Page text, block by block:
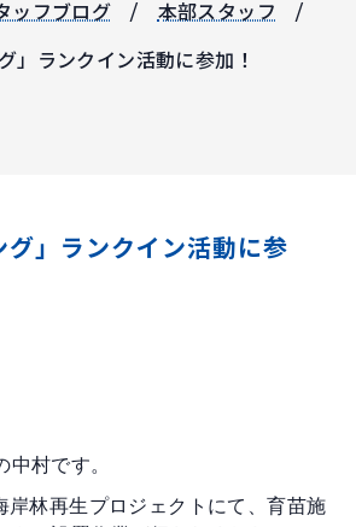
ッフブログ 本部スタッフ
」ランクイン活動に参加！
グ」ランクイン活動に参
村です。
林再生プロジェクトにて、育苗施